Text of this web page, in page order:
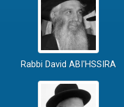
Rabbi David ABI'HSSIRA